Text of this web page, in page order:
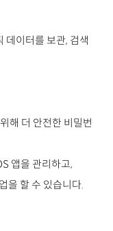
데이터를 보관, 검색
해 더 안전한 비밀번
앱을 관리하고,
을 할 수 있습니다.